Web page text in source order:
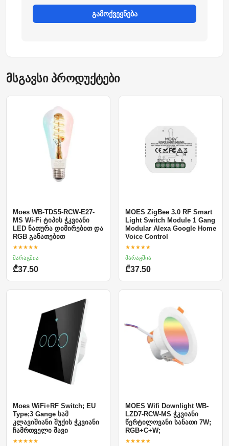
გამოქვეყნება
მსგავსი პროდუქტები
Moes WB-TDS5-RCW-E27-
MS Wi-Fi ტიპის ჭკვიანი
LED ნათურა დიმირებით და
RGB განათებით
★★★★★
მარაგშია
₾37.50
MOES ZigBee 3.0 RF Smart
Light Switch Module 1 Gang
Modular Alexa Google Home
Voice Control
★★★★★
მარაგშია
₾37.50
Moes WiFi+RF Switch; EU
Type;3 Gange სამ
კლავიშიანი შუქის ჭკვიანი
ჩამრთველი შავი
★★★★★
MOES Wifi Downlight WB-
LZD7-RCW-MS ჭკვიანი
წერტილოვანი სანათი 7W;
RGB+C+W;
★★★★★